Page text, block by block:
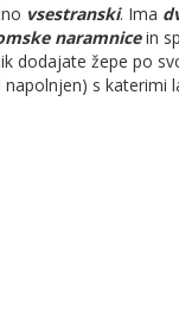
vsestranski. Ima
naramnicein
dodajate žepe po
s